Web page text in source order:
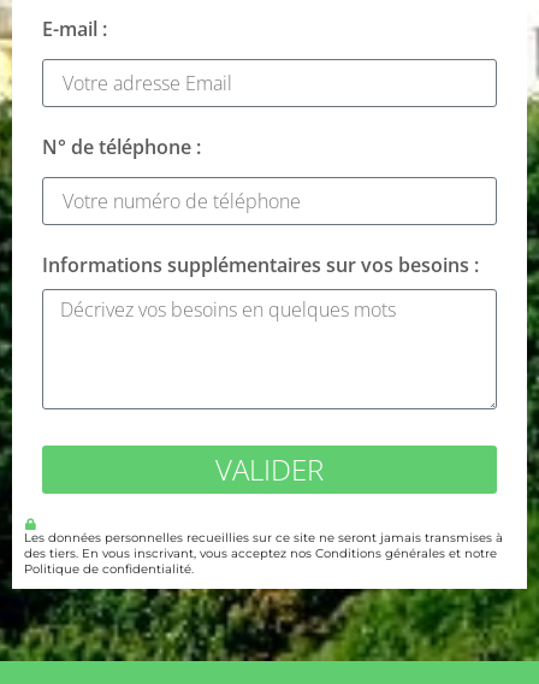
E-mail :
N° de téléphone :
Informations supplémentaires sur vos besoins :
VALIDER
Les données personnelles recueillies sur ce site ne seront jamais transmises à
des tiers. En vous inscrivant, vous acceptez nos Conditions générales et notre
Politique de confidentialité.